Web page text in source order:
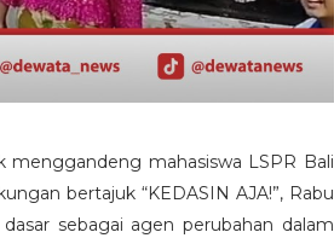
menggandeng mahasiswa LSPR Bali
bertajuk “KEDASIN AJA!”, Rabu
sebagai agen perubahan dalam